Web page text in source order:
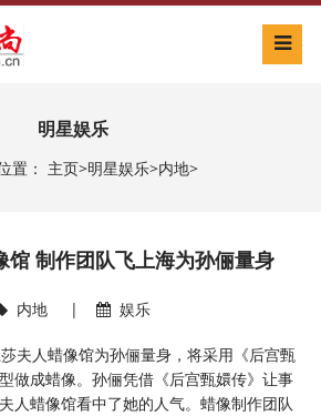
明星娱乐
置： 主页>明星娱乐>内地>
馆 制作团队飞上海为孙俪量身
内地 | 娱乐
夫人蜡像馆为孙俪量身，将采用《后宫甄
做成蜡像。孙俪凭借《后宫甄嬛传》让事
人蜡像馆看中了她的人气。蜡像制作团队